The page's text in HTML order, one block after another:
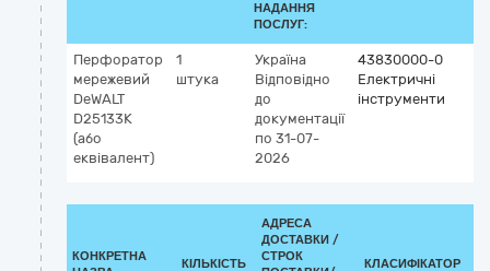
НАДАННЯ
ПОСЛУГ:
Перфоратор
мережевий
DeWALT
D25133K
(або
еквівалент)
1
штука
Україна
Відповідно
до
документації
по 31-07-
2026
43830000-0
Електричні
інструменти
КОНКРЕТНА
КІЛЬКІСТЬ
АДРЕСА
ДОСТАВКИ /
СТРОК
КЛАСИФІКАТОР